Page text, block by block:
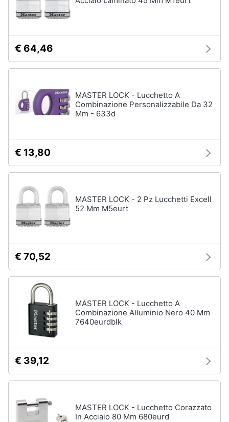
Animali
Libri,
dvd
ricorrenze
Promozioni
Servizi
Assistenza
Esci
€ 64,46
MASTER LOCK - Lucchetto A
Combinazione Personalizzabile Da 32
Mm - 633d
€ 13,80
MASTER LOCK - 2 Pz Lucchetti Excell
52 Mm M5eurt
€ 70,52
MASTER LOCK - Lucchetto A
Combinazione Alluminio Nero 40 Mm
7640eurdblk
€ 39,12
MASTER LOCK - Lucchetto Corazzato
In Acciaio 80 Mm 680eurd